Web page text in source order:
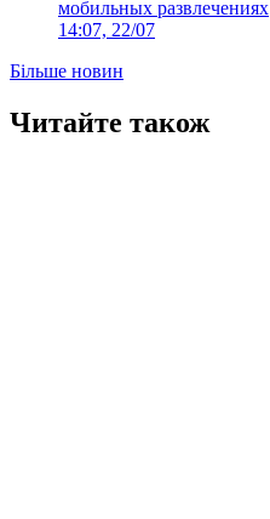
мобильных развлечениях
14:07, 22/07
Більше новин
Читайте також